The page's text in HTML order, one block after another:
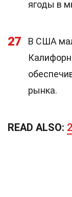
ягоды в
27
В США
рынка.
READ ALSO: